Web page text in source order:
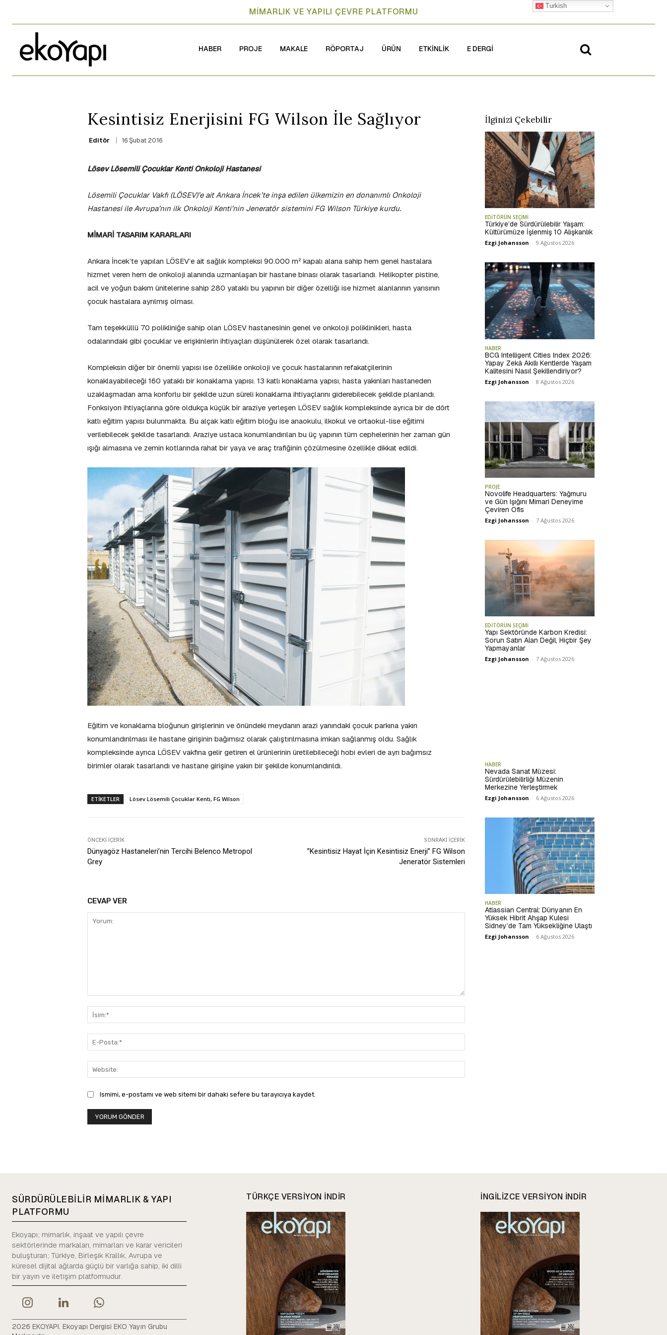
MİMARLIK VE YAPILI ÇEVRE PLATFORMU
HABER PROJE MAKALE RÖPORTAJ ÜRÜN ETKİNLİK E DERGİ
Kesintisiz Enerjisini FG Wilson İle Sağlıyor
Editör 16 Şubat 2016
Lösev Lösemili Çocuklar Kenti Onkoloji Hastanesi
Lösemili Çocuklar Vakfı (LÖSEV)’e ait Ankara İncek’te inşa edilen ülkemizin en donanımlı Onkoloji
Hastanesi ile Avrupa’nın ilk Onkoloji Kenti’nin Jeneratör sistemini FG Wilson Türkiye kurdu.
MİMARİ TASARIM KARARLARI
Ankara İncek’te yapılan LÖSEV’e ait sağlık kompleksi 90.000 m² kapalı alana sahip hem genel hastalara
hizmet veren hem de onkoloji alanında uzmanlaşan bir hastane binası olarak tasarlandı. Helikopter pistine,
acil ve yoğun bakım ünitelerine sahip 280 yataklı bu yapının bir diğer özelliği ise hizmet alanlarının yarısının
çocuk hastalara ayrılmış olması.
Tam teşekküllü 70 polikliniğe sahip olan LÖSEV hastanesinin genel ve onkoloji poliklinikleri, hasta
odalarındaki gibi çocuklar ve erişkinlerin ihtiyaçları düşünülerek özel olarak tasarlandı.
Kompleksin diğer bir önemli yapısı ise özellikle onkoloji ve çocuk hastalarının refakatçilerinin
konaklayabileceği 160 yataklı bir konaklama yapısı. 13 katlı konaklama yapısı, hasta yakınları hastaneden
uzaklaşmadan ama konforlu bir şekilde uzun süreli konaklama ihtiyaçlarını giderebilecek şekilde planlandı.
Fonksiyon ihtiyaçlarına göre oldukça küçük bir araziye yerleşen LÖSEV sağlık kompleksinde ayrıca bir de dört
katlı eğitim yapısı bulunmakta. Bu alçak katlı eğitim bloğu ise anaokulu, ilkokul ve ortaokul-lise eğitimi
verilebilecek şekilde tasarlandı. Araziye ustaca konumlandırılan bu üç yapının tüm cephelerinin her zaman gün
ışığı almasına ve zemin kotlarında rahat bir yaya ve araç trafiğinin çözülmesine özellikle dikkat edildi.
Eğitim ve konaklama bloğunun girişlerinin ve önündeki meydanın arazi yanındaki çocuk parkına yakın
konumlandırılması ile hastane girişinin bağımsız olarak çalıştırılmasına imkan sağlanmış oldu. Sağlık
kompleksinde ayrıca LÖSEV vakfına gelir getiren el ürünlerinin üretilebileceği hobi evleri de ayrı bağımsız
birimler olarak tasarlandı ve hastane girişine yakın bir şekilde konumlandırıldı.
ETIKETLER ​Lösev Lösemili Çocuklar Kenti, FG Wilson
ÖNCEKI İÇERIK
​Dünyagöz Hastaneleri’nin Tercihi Belenco Metropol
Grey
SONRAKI İÇERIK
​​​​​​​​”Kesintisiz Hayat İçin Kesintisiz Enerji” FG Wilson
Jeneratör Sistemleri
CEVAP VER
Posta:*
Ismimi, e-postamı ve web sitemi bir dahaki sefere bu tarayıcıya kaydet.
İlginizi Çekebilir
EDİTÖRÜN SEÇİMİ
Türkiye’de Sürdürülebilir Yaşam:
Kültürümüze İşlenmiş 10 Alışkanlık
Ezgi Johansson - 9 Ağustos 2026
HABER
BCG Intelligent Cities Index 2026:
Yapay Zekâ Akıllı Kentlerde Yaşam
Kalitesini Nasıl Şekillendiriyor?
Ezgi Johansson - 8 Ağustos 2026
PROJE
Novolife Headquarters: Yağmuru
ve Gün Işığını Mimari Deneyime
Çeviren Ofis
Ezgi Johansson - 7 Ağustos 2026
EDİTÖRÜN SEÇİMİ
Yapı Sektöründe Karbon Kredisi:
Sorun Satın Alan Değil, Hiçbir Şey
Yapmayanlar
Ezgi Johansson - 7 Ağustos 2026
HABER
Nevada Sanat Müzesi:
Sürdürülebilirliği Müzenin
Merkezine Yerleştirmek
Ezgi Johansson - 6 Ağustos 2026
HABER
Atlassian Central: Dünyanın En
Yüksek Hibrit Ahşap Kulesi
Sidney’de Tam Yüksekliğine Ulaştı
Ezgi Johansson - 6 Ağustos 2026
SÜRDÜRÜLEBİLİR MİMARLIK & YAPI
PLATFORMU
Ekoyapı; mimarlık, inşaat ve yapılı çevre
sektörlerinde markaları, mimarları ve karar vericileri
buluşturan; Türkiye, Birleşik Krallık, Avrupa ve
küresel dijital ağlarda güçlü bir varlığa sahip, iki dilli
bir yayın ve iletişim platformudur.
2026 EKOYAPI. Ekoyapı Dergisi EKO Yayın Grubu
TÜRKÇE VERSIYON INDIR INGILIZCE VERSIYON INDIR
Turkish